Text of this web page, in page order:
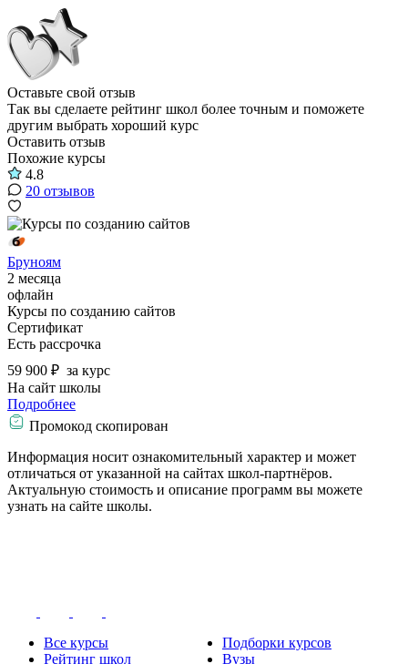
Оставьте свой отзыв
Так вы сделаете рейтинг школ более точным и поможете
другим выбрать хороший курс
Оставить отзыв
Похожие курсы
4.8
20 отзывов
Бруноям
2 месяца
офлайн
Курсы по созданию сайтов
Сертификат
Есть рассрочка
59 900 ₽ за курс
На сайт школы
Подробнее
Промокод скопирован
Информация носит ознакомительный характер и может
отличаться от указанной на сайтах школ-партнёров.
Актуальную стоимость и описание программ вы можете
узнать на сайте школы.
Все курсы
Подборки курсов
Рейтинг школ
Вузы